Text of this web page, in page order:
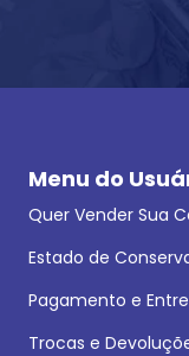
Menu do
Quer Vender Sua
Estado de
Pagamento e
Trocas e